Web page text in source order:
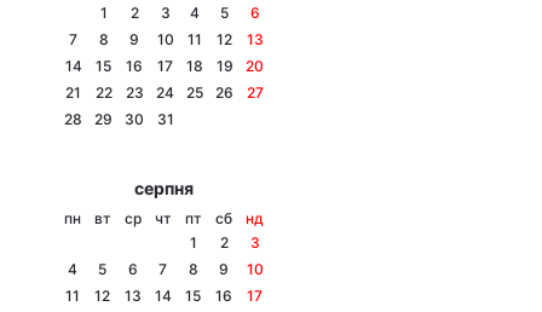
Інтерв'ю
Архів
1
2 3 4 5
6
7
8 9 10 11 12
13
14
15 16 17 18 19
20
21
22 23 24 25 26
27
28
29 30 31
серпня
пн вт ср чт пт сб
нд
1
2
3
4
5 6 7 8 9
10
11
12 13 14 15 16
17